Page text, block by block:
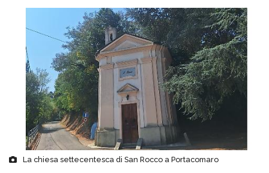
La chiesa settecentesca di San Rocco a Portacomaro